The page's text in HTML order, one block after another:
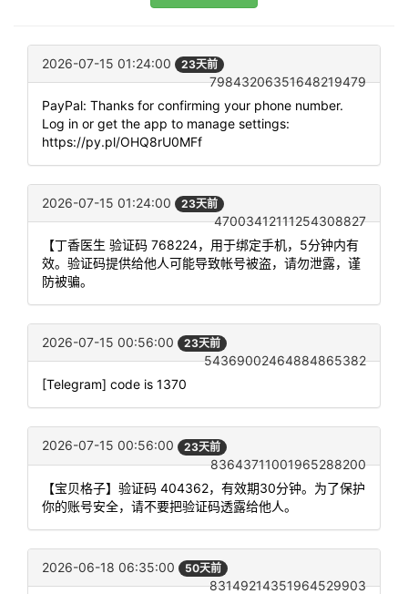
2026-07-15 01:24:00 23天前
79843206351648219479
PayPal: Thanks for confirming your phone number.
Log in or get the app to manage settings:
https://py.pl/OHQ8rU0MFf
2026-07-15 01:24:00 23天前
47003412111254308827
【丁香医生 验证码 768224，用于绑定手机，5分钟内有
效。验证码提供给他人可能导致帐号被盗，请勿泄露，谨
防被骗。
2026-07-15 00:56:00 23天前
54369002464884865382
[Telegram] code is 1370
2026-07-15 00:56:00 23天前
83643711001965288200
【宝贝格子】验证码 404362，有效期30分钟。为了保护
你的账号安全，请不要把验证码透露给他人。
2026-06-18 06:35:00 50天前
83149214351964529903